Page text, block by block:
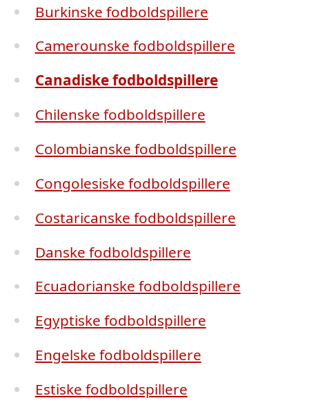
Burkinske fodboldspillere
Camerounske fodboldspillere
Canadiske fodboldspillere
Chilenske fodboldspillere
Colombianske fodboldspillere
Congolesiske fodboldspillere
Costaricanske fodboldspillere
Danske fodboldspillere
Ecuadorianske fodboldspillere
Egyptiske fodboldspillere
Engelske fodboldspillere
Estiske fodboldspillere